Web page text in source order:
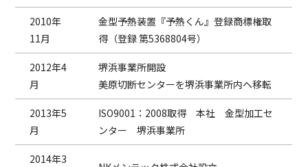
2010年
11月
金型予熱装置『予熱くん』登録商標権取
得（登録 第5368804号）
2012年4
月
堺浜事業所開設
美原切断センターを堺浜事業所内へ移転
2013年5
月
ISO9001：2008取得 本社 金型加工セ
ンター 堺浜事業所
2014年3